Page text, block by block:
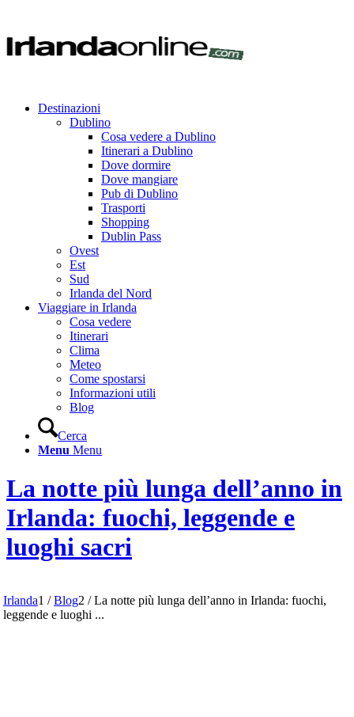
Destinazioni
Dublino
Cosa vedere a Dublino
Itinerari a Dublino
Dove dormire
Dove mangiare
Pub di Dublino
Trasporti
Shopping
Dublin Pass
Ovest
Est
Sud
Irlanda del Nord
Viaggiare in Irlanda
Cosa vedere
Itinerari
Clima
Meteo
Come spostarsi
Informazioni utili
Blog
Cerca
Menu Menu
La notte più lunga dell’anno in
Irlanda: fuochi, leggende e
luoghi sacri
Irlanda1 / Blog2 / La notte più lunga dell’anno in Irlanda: fuochi,
leggende e luoghi ...